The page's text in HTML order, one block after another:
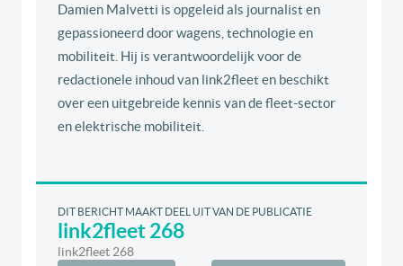
Damien Malvetti is opgeleid als journalist en
gepassioneerd door wagens, technologie en
mobiliteit. Hij is verantwoordelijk voor de
redactionele inhoud van link2fleet en beschikt
over een uitgebreide kennis van de fleet-sector
en elektrische mobiliteit.
DIT BERICHT MAAKT DEEL UIT VAN DE PUBLICATIE
link2fleet 268
link2fleet 268